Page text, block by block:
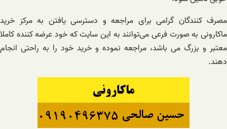
مصرف کنندگان گرامی برای مراجعه و دسترسی یافتن به مرکز خرید
ماکارونی‌ به صورت فرعی می‌توانند به این سایت که خود عرضه کننده کاملا
معتبر و بزرگ می باشد، مراجعه نموده و خرید خود را به راحتی انجام
دهند.